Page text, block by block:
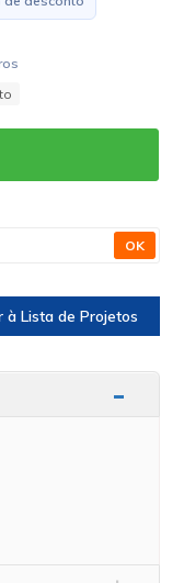
OK
Lista de Projetos